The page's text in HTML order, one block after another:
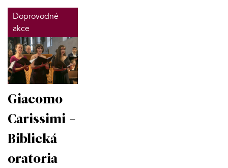
Doprovodné
akce
Giacomo
Carissimi -
Biblická
oratoria